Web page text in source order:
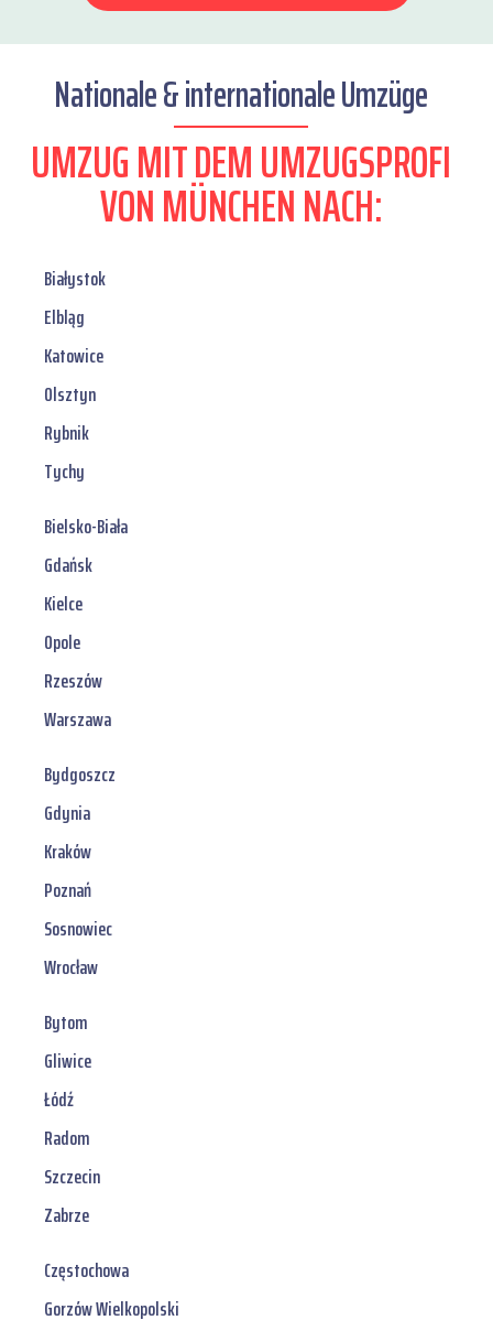
Nationale & internationale Umzüge
UMZUG MIT DEM UMZUGSPROFI
VON MÜNCHEN NACH:
Białystok
Elbląg
Katowice
Olsztyn
Rybnik
Tychy
Bielsko-Biała
Gdańsk
Kielce
Opole
Rzeszów
Warszawa
Bydgoszcz
Gdynia
Kraków
Poznań
Sosnowiec
Wrocław
Bytom
Gliwice
Łódź
Radom
Szczecin
Zabrze
Częstochowa
Gorzów Wielkopolski